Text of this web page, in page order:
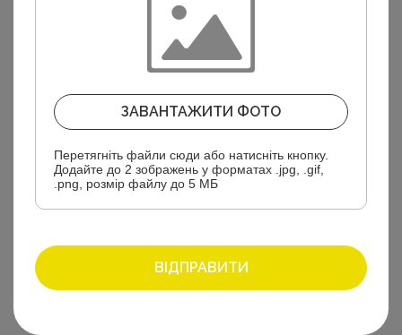
ЗАВАНТАЖИТИ ФОТО
Перетягніть файли сюди або натисніть кнопку.
Додайте до 2 зображень у форматах .jpg, .gif,
.png, розмір файлу до 5 МБ
ВІДПРАВИТИ
Жіночі кросівки весна 24-920 помаранчеві
Артикул: SLAT 2024-138